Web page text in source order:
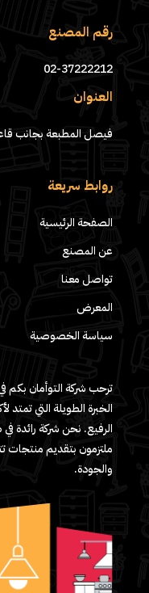
رقم المصنع
02-37222212
العنوان
فيصل المطبعة بجانب قاعه
روابط سريعة
الصفحة الرئيسية
عن المصنع
تواصل معنا
المعرض
سياسة الخصوصية
ترحب شركة التوأمان بكم
الرفيع. نحن شركة رائدة
ملتزمون بتقديم
والجودة.